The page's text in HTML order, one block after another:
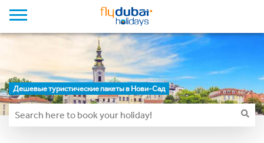
Дешевые туристические пакеты в Нови-Сад